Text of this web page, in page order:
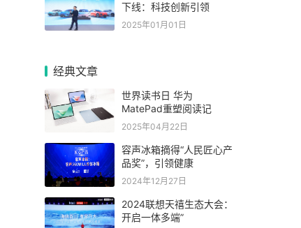
下线：科技创新引领
2025年01月01日
经典文章
世界读书日 华为
MatePad重塑阅读记
2025年04月22日
容声冰箱摘得“人民匠心产
品奖”，引领健康
2024年12月27日
2024联想天禧生态大会：
开启一体多端”